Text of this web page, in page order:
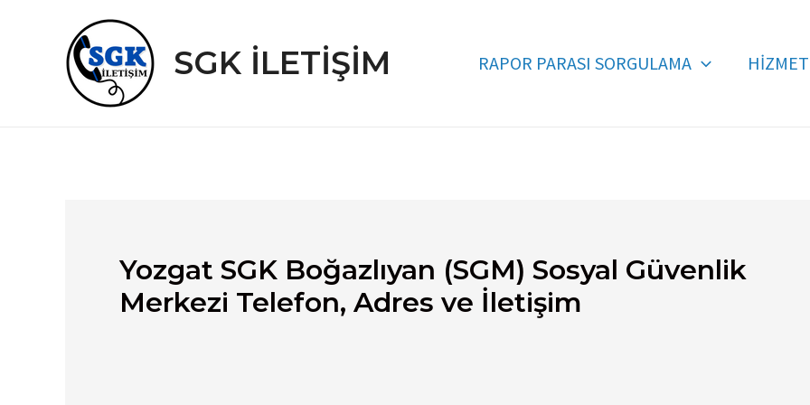
SGK İLETİŞİM RAPOR PARASI SORGULAMA
Yozgat SGK Boğazlıyan (SGM) Sosyal Güvenlik
Merkezi Telefon, Adres ve İletişim